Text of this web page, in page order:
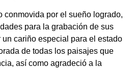
conmovida por el sueño logrado,
para la grabación de sus
cariño especial para el estado
de todas los paisajes que
así como agradeció a la